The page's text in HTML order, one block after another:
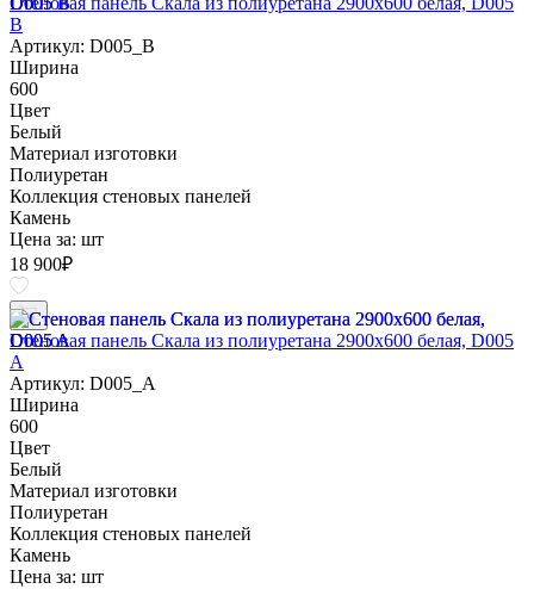
B
Артикул: D005_B
Ширина
600
Цвет
Белый
Материал изготовки
Полиуретан
Коллекция стеновых панелей
Камень
Цена за: шт
18 900₽
Стеновая панель Скала из полиуретана 2900х600 белая, D005
A
Артикул: D005_A
Ширина
600
Цвет
Белый
Материал изготовки
Полиуретан
Коллекция стеновых панелей
Камень
Цена за: шт